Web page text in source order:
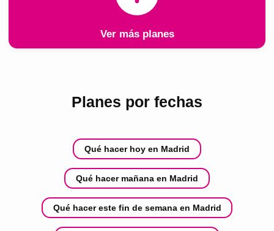
Ver más planes
Planes por fechas
Qué hacer hoy en Madrid
Qué hacer mañana en Madrid
Qué hacer este fin de semana en Madrid